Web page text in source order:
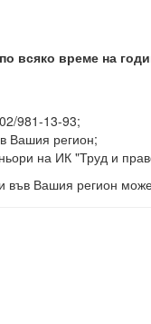
всяко време на
981-13-93;
Вашия регион;
на ИК "Труд и
във Вашия регион